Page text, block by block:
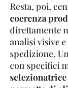
Resta, poi,
coerenza
direttamente
analisi visive
spedizione.
con specifici